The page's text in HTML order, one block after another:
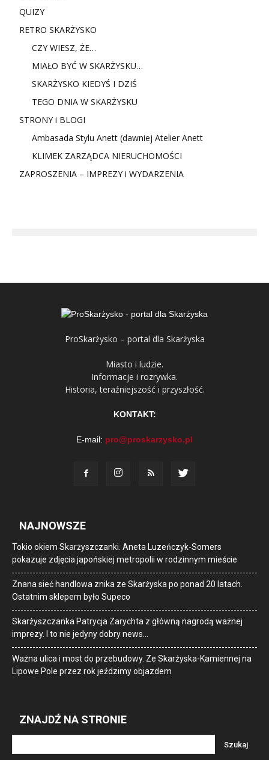
QUIZY
RETRO SKARŻYSKO
CZY WIESZ, ŻE…
MIAŁO BYĆ W SKARŻYSKU…
SKARŻYSKO KIEDYŚ I DZIŚ
TEGO DNIA W SKARŻYSKU
STRONY i BLOGI
Ambasada Stylu Anett (dawniej Atelier Anett
KLIMEK ZARZĄDCA NIERUCHOMOŚCI
ZAPROSZENIA – IMPREZY i WYDARZENIA
ProSkarżysko – portal dla Skarżyska
Miasto i ludzie.
Informacje i rozrywka.
Historia, teraźniejszość i przyszłość.
KONTAKT:
E-mail: pro@proskarzysko.pl
NAJNOWSZE
Tokio okiem Skarżyszczanki. Aneta Luzeńczyk-Somers
pokazuje zdjęcia japońskiej metropolii w rodzinnym mieście
Znana sieć handlowa znika ze Skarżyska po ponad 20 latach.
Ostatnim sklepem było Supeco
Skarżyszczanka Patrycja Zarychta z główną nagrodą ważnej
imprezy. I to nie jedyny dobry news…
Ważna ulica i most do przebudowy. Ze Skarżyska-Kamiennej na
Lipowe Pole przez rok jeździmy objazdem
ZNAJDŹ NA STRONIE